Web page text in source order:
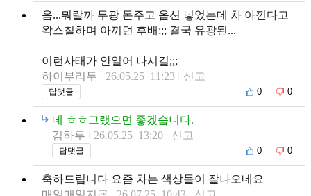
음...뭐랄까 무광 돈주고 옵션 넣었는데 차 아낀다고
왁스칠하며 아끼던 후배;;; 결국 유광된...
이런사태가 안일어 나시길;;;
하이부리두
26.05.25 11:23 신고
답댓글 0 0
네 ㅎㅎ그랬으면 좋겠습니다.
김하루
26.05.25 13:20 신고
답댓글 0 0
축하드립니다 요즘 차는 색상들이 잘나오네요